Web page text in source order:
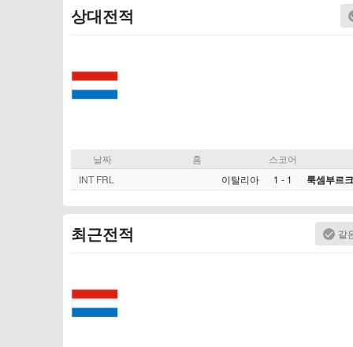
상대전적
날짜 홈
스코어
INT FRL
이탈리아 1 - 1 룩셈부르크
최근전적 같